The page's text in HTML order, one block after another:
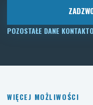
POZOSTAŁE DANE
WIĘCEJ MOŻLIWOŚCI